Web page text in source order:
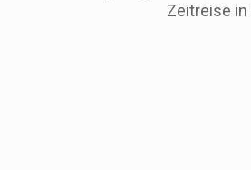
Zeitreise in